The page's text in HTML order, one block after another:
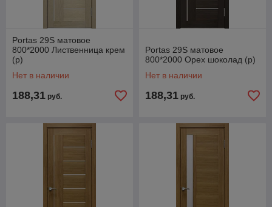
Portas 29S матовое
800*2000 Лиственница крем
(р)
Нет в наличии
188,31 руб.
Portas 29S матовое
800*2000 Орех шоколад (р)
Нет в наличии
188,31 руб.